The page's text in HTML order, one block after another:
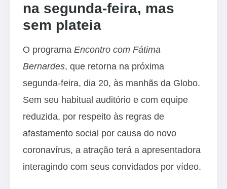
na segunda-feira, mas
sem plateia
O programa Encontro com Fátima
Bernardes, que retorna na próxima
segunda-feira, dia 20, às manhãs da Globo.
Sem seu habitual auditório e com equipe
reduzida, por respeito às regras de
afastamento social por causa do novo
coronavírus, a atração terá a apresentadora
interagindo com seus convidados por vídeo.